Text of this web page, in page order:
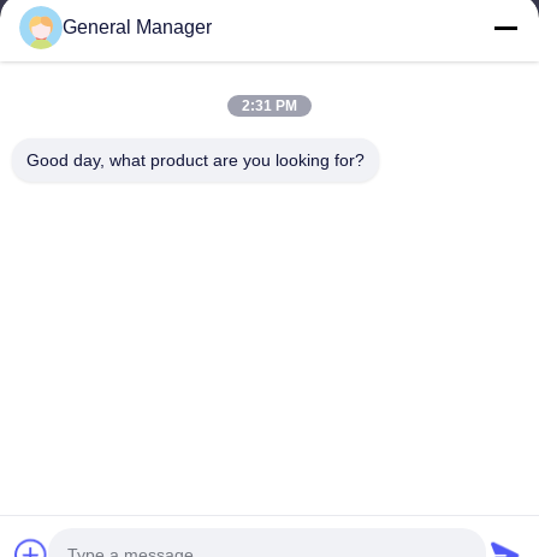
Bizimle İletişim
Adres: Xingfu Yolu Licheng Bölgesi Jinan Şehri, Shandong
Copyright © 2024-2026 . Her
General Manager
2:31 PM
Good day, what product are you looking for?